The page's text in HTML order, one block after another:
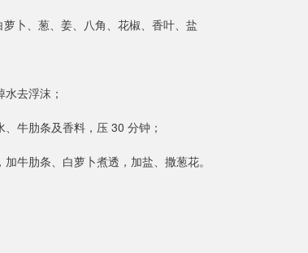
卜、葱、姜、八角、花椒、香叶、盐
去浮沫；
牛肋条及香料，压 30 分钟；
牛肋条、白萝卜煮透，加盐、撒葱花。